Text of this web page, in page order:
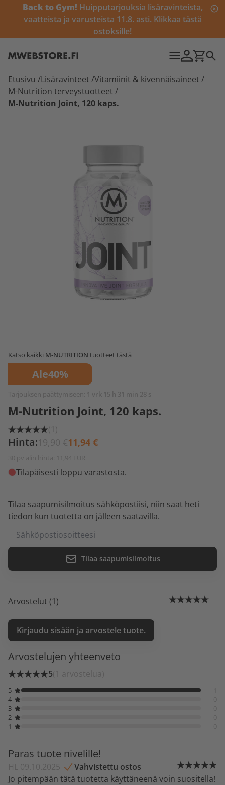
Back to Gym! Huipputarjouksia lisäravinteista,
vaatteista ja varusteista 11.8. asti. Klikkaa tästä
ostoksille!
Etusivu /Lisäravinteet /Vitamiinit & kivennäisaineet /
M-Nutrition terveystuotteet /
M-Nutrition Joint, 120 kaps.
Katso kaikki M-NUTRITION tuotteet tästä
Ale40%
Tarjouksen päättymiseen: 1 vrk 15 h 31 min 27 s
M-Nutrition Joint, 120 kaps.
(1)
Hinta:19,90 €11,94 €
30 pv alin hinta: 11,94 EUR
Tilapäisesti loppu varastosta.
Tilaa saapumisilmoitus sähköpostiisi, niin saat heti
tiedon kun tuotetta on jälleen saatavilla.
Tilaa saapumisilmoitus
Arvostelut (1)
Kirjaudu sisään ja arvostele tuote.
Arvostelujen yhteenveto
5(1 arvostelua)
5
4
3
2
1
Paras tuote nivelille!
HL 09.10.2025
Vahvistettu ostos
Jo pitempään tätä tuotetta käyttäneenä voin suositella!